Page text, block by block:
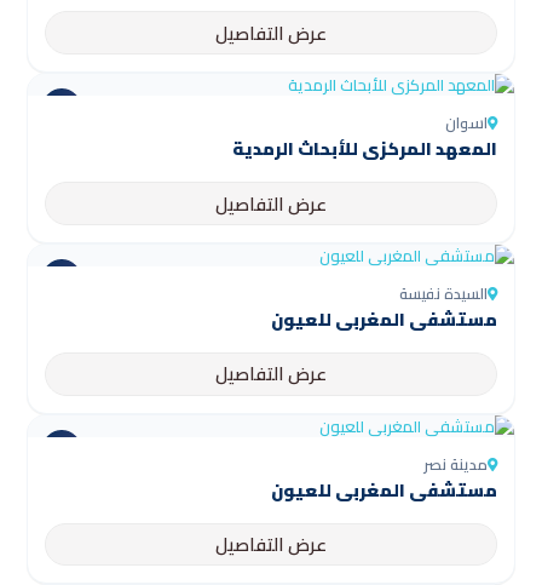
عرض التفاصيل
اسوان
المعهد المركزي للأبحاث الرمدية
عرض التفاصيل
السيدة نفيسة
مستشفى المغربي للعيون
عرض التفاصيل
مدينة نصر
مستشفى المغربي للعيون
عرض التفاصيل